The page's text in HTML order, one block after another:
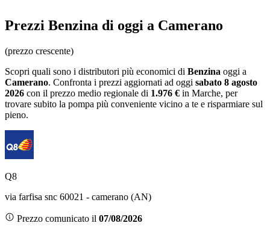
Prezzi Benzina di oggi a Camerano
(prezzo crescente)
Scopri quali sono i distributori più economici di Benzina oggi a
Camerano. Confronta i prezzi aggiornati ad oggi sabato 8 agosto
2026 con il prezzo medio regionale di 1.976 € in Marche, per
trovare subito la pompa più conveniente vicino a te e risparmiare sul
pieno.
Q8
via farfisa snc 60021 - camerano (AN)
Prezzo comunicato il 07/08/2026